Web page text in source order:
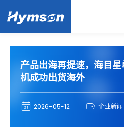
产品出海再提速，海目
机成功出货海外
2026-05-12 企业新闻